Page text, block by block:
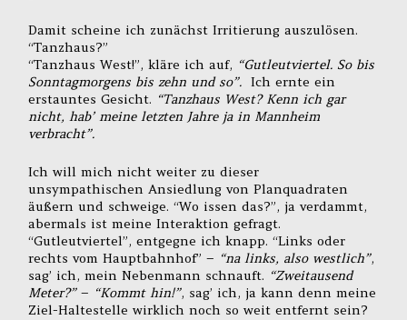
Damit scheine ich zunächst Irritierung auszulösen.
“Tanzhaus?”
“Tanzhaus West!”, kläre ich auf, “Gutleutviertel. So bis
Sonntagmorgens bis zehn und so”. Ich ernte ein
erstauntes Gesicht. “Tanzhaus West? Kenn ich gar
nicht, hab’ meine letzten Jahre ja in Mannheim
verbracht”.
Ich will mich nicht weiter zu dieser
unsympathischen Ansiedlung von Planquadraten
äußern und schweige. “Wo issen das?”, ja verdammt,
abermals ist meine Interaktion gefragt.
“Gutleutviertel”, entgegne ich knapp. “Links oder
rechts vom Hauptbahnhof” – “na links, also westlich”,
sag’ ich, mein Nebenmann schnauft. “Zweitausend
Meter?”– “Kommt hin!”, sag’ ich, ja kann denn meine
Ziel-Haltestelle wirklich noch so weit entfernt sein?